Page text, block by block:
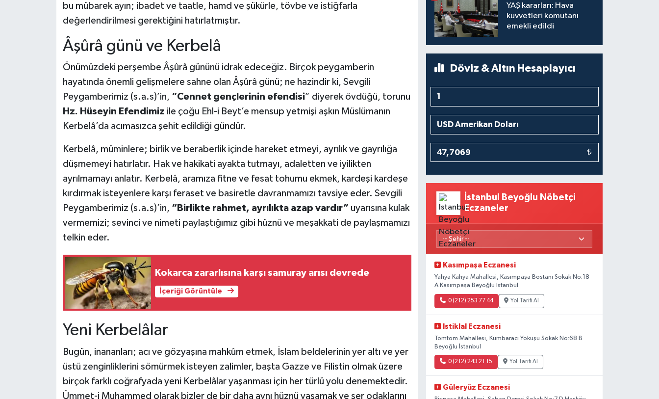
bu mübarek ayın; ibadet ve taatle, hamd ve şükürle, tövbe ve istiğfarla
değerlendirilmesi gerektiğini hatırlatmıştır.
Âşûrâ günü ve Kerbelâ
Önümüzdeki perşembe Âşûrâ gününü idrak edeceğiz. Birçok peygamberin
hayatında önemli gelişmelere sahne olan Âşûrâ günü; ne hazindir ki, Sevgili
Peygamberimiz (s.a.s)’in, “Cennet gençlerinin efendisi” diyerek övdüğü, torunu
Hz. Hüseyin Efendimiz ile çoğu Ehl-i Beyt’e mensup yetmişi aşkın Müslümanın
Kerbelâ’da acımasızca şehit edildiği gündür.
Kerbelâ, müminlere; birlik ve beraberlik içinde hareket etmeyi, ayrılık ve gayrılığa
düşmemeyi hatırlatır. Hak ve hakikati ayakta tutmayı, adaletten ve iyilikten
ayrılmamayı anlatır. Kerbelâ, aramıza fitne ve fesat tohumu ekmek, kardeşi kardeşe
kırdırmak isteyenlere karşı feraset ve basiretle davranmamızı tavsiye eder. Sevgili
Peygamberimiz (s.a.s)’in, “Birlikte rahmet, ayrılıkta azap vardır” uyarısına kulak
vermemizi; sevinci ve nimeti paylaştığımız gibi hüznü ve meşakkati de paylaşmamızı
telkin eder.
Kokarca zararlısına karşı samuray arısı devrede
İçeriği Görüntüle
Yeni Kerbelâlar
Bugün, inananları; acı ve gözyaşına mahkûm etmek, İslam beldelerinin yer altı ve yer
üstü zenginliklerini sömürmek isteyen zalimler, başta Gazze ve Filistin olmak üzere
birçok farklı coğrafyada yeni Kerbelâlar yaşanması için her türlü yolu denemektedir.
Ümmet-i Muhammed olarak bizler de bir daha aynı hüznü yaşamak ve şer odaklarını
YAŞ kararları: Hava
kuvvetleri komutanı
emekli edildi
Döviz & Altın Hesaplayıcı
₺
İstanbul Beyoğlu Nöbetçi
Eczaneler
Kasımpaşa Eczanesi
Yahya Kahya Mahallesi, Kasımpaşa Bostanı Sokak No:18
A Kasımpaşa Beyoğlu İstanbul
0 (212) 253 77 44 Yol Tarifi Al
Istiklal Eczanesi
Tomtom Mahallesi, Kumbaracı Yokuşu Sokak No:68 B
Beyoğlu İstanbul
0 (212) 243 21 15 Yol Tarifi Al
Güleryüz Eczanesi